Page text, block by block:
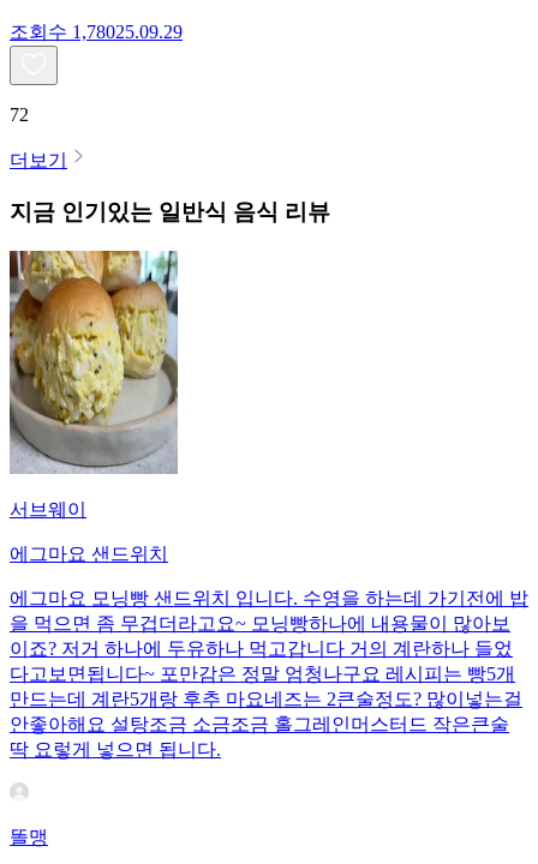
조회수 1,78025.09.29
72
더보기
지금 인기있는 일반식 음식 리뷰
서브웨이
에그마요 샌드위치
에그마요 모닝빵 샌드위치 입니다. 수영을 하는데 가기전에 밥
을 먹으면 좀 무겁더라고요~ 모닝빵하나에 내용물이 많아보
이죠? 저거 하나에 두유하나 먹고갑니다 거의 계란하나 들었
다고보면됩니다~ 포만감은 정말 엄청나구요 레시피는 빵5개
만드는데 계란5개랑 후추 마요네즈는 2큰술정도? 많이넣는걸
안좋아해요 설탕조금 소금조금 홀그레인머스터드 작은큰술
딱 요렇게 넣으면 됩니다.
똘맹